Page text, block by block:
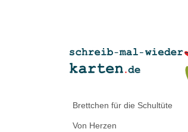
Brettchen für die Schultüte
Von Herzen